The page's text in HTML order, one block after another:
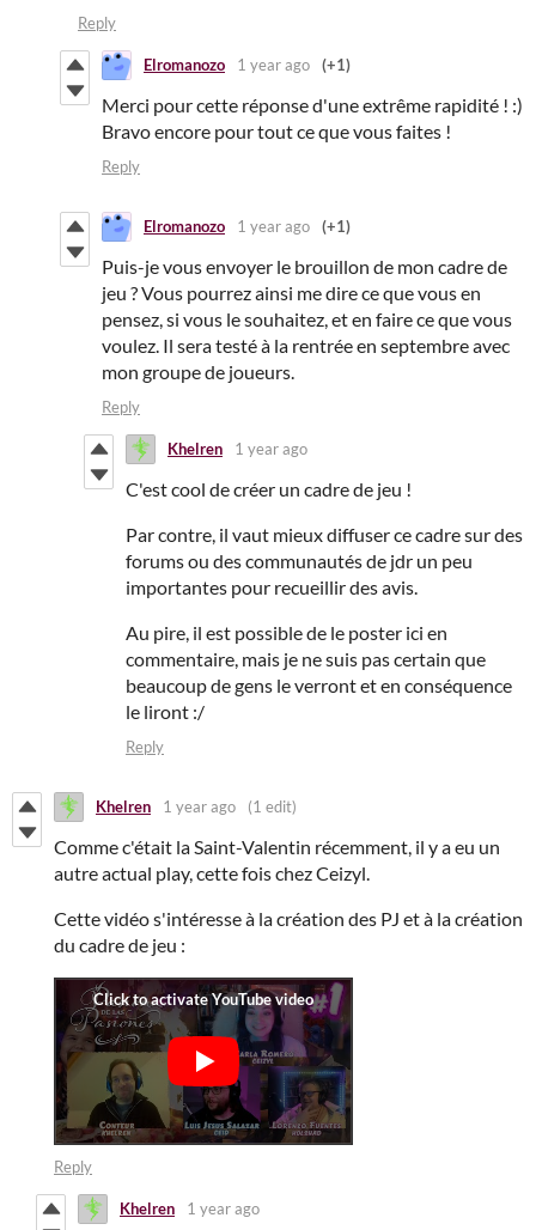
Reply
Elromanozo 1 year ago (+1)
Merci pour cette réponse d'une extrême rapidité ! :)
Bravo encore pour tout ce que vous faites !
Reply
Elromanozo 1 year ago (+1)
Puis-je vous envoyer le brouillon de mon cadre de
jeu ? Vous pourrez ainsi me dire ce que vous en
pensez, si vous le souhaitez, et en faire ce que vous
voulez. Il sera testé à la rentrée en septembre avec
mon groupe de joueurs.
Reply
Khelren 1 year ago
C'est cool de créer un cadre de jeu !
Par contre, il vaut mieux diffuser ce cadre sur des
forums ou des communautés de jdr un peu
importantes pour recueillir des avis.
Au pire, il est possible de le poster ici en
commentaire, mais je ne suis pas certain que
beaucoup de gens le verront et en conséquence
le liront :/
Reply
Khelren 1 year ago (1 edit)
Comme c'était la Saint-Valentin récemment, il y a eu un
autre actual play, cette fois chez Ceizyl.
Cette vidéo s'intéresse à la création des PJ et à la création
du cadre de jeu :
Reply
Khelren 1 year ago